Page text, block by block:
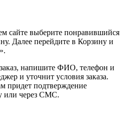
сайте выберите понравившийся
Далее перейдите в Корзину и
напишите ФИО, телефон и
и уточнит условия заказа.
придет подтверждение
или через СМС.